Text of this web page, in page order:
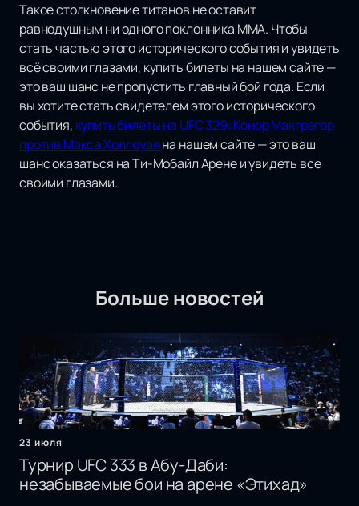
Такое столкновение титанов не оставит
равнодушным ни одного поклонника MMA. Чтобы
стать частью этого исторического события и увидеть
всё своими глазами, купить билеты на нашем сайте —
это ваш шанс не пропустить главный бой года. Если
вы хотите стать свидетелем этого исторического
события, купить билеты на UFC 329: Конор Макгрегор
против Макса Холлоуэяна нашем сайте — это ваш
шанс оказаться на Ти-Мобайл Арене и увидеть все
своими глазами.
Больше новостей
23 июля
Турнир UFC 333 в Абу-Даби:
незабываемые бои на арене «Этихад»